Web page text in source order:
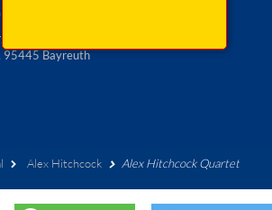
2026
95445 Bayreuth
Alex Hitchcock Alex Hitchcock Quartet